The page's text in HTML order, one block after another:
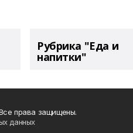
Рубрика "Еда и
напитки"
права защищены.
данных